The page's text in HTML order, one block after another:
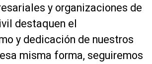
y organizaciones de
destaquen el
y dedicación de nuestros
misma forma, seguiremos